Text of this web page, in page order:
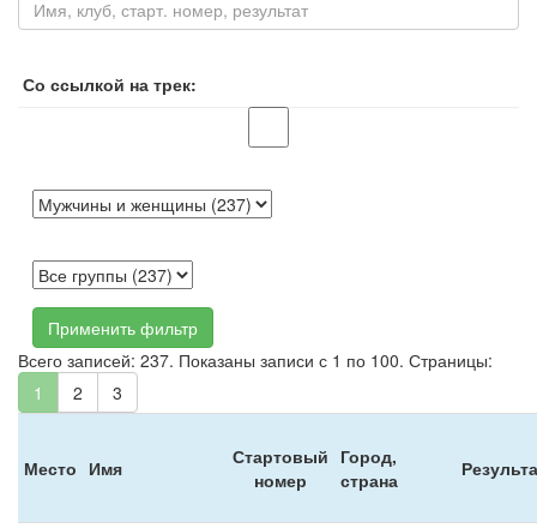
Со ссылкой на трек:
Применить фильтр
Всего записей: 237. Показаны записи с 1 по 100. Страницы:
1
2 3
Место Имя
Стартовый
номер
Город,
страна